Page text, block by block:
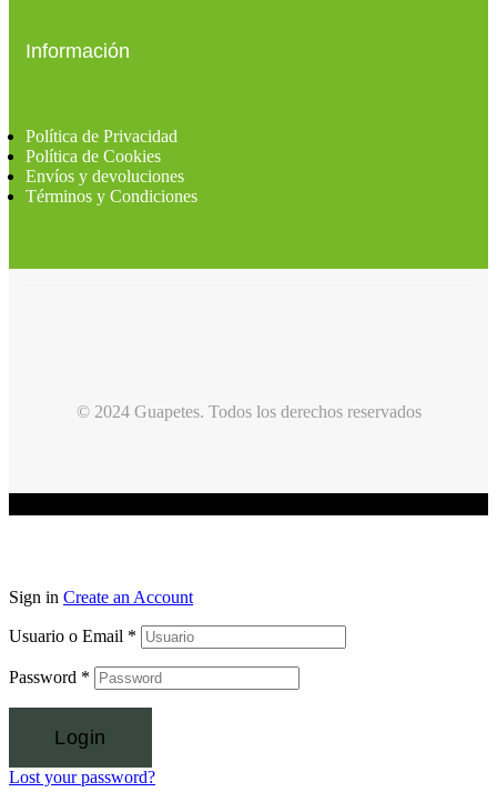
Información
Política de Privacidad
Política de Cookies
Envíos y devoluciones
Términos y Condiciones
© 2024 Guapetes. Todos los derechos reservados
Sign in Create an Account
Usuario o Email *
Password *
Login
Lost your password?